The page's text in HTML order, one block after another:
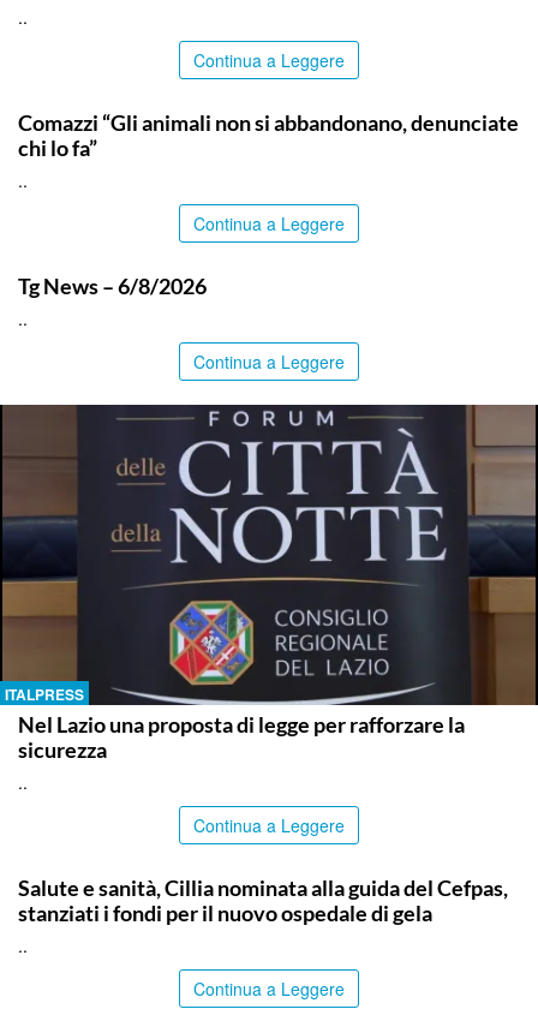
..
Continua a Leggere
Comazzi “Gli animali non si abbandonano, denunciate
chi lo fa”
..
Continua a Leggere
Tg News – 6/8/2026
..
Continua a Leggere
ITALPRESS
Nel Lazio una proposta di legge per rafforzare la
sicurezza
..
Continua a Leggere
Salute e sanità, Cillia nominata alla guida del Cefpas,
stanziati i fondi per il nuovo ospedale di gela
..
Continua a Leggere